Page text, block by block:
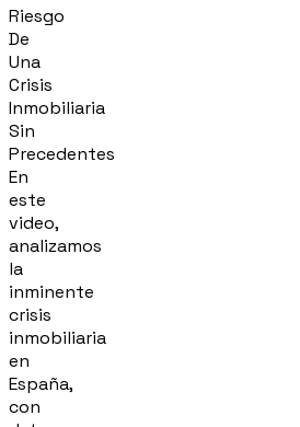
Riesgo
De
Una
Crisis
Inmobiliaria
Sin
Precedentes
En
este
video,
analizamos
la
inminente
crisis
inmobiliaria
en
España,
con